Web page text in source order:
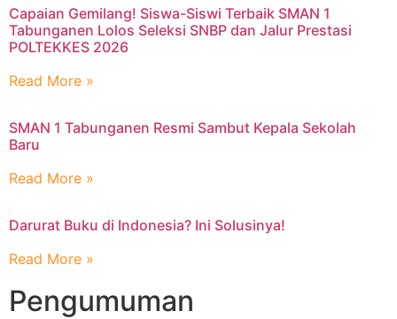
Capaian Gemilang! Siswa-Siswi Terbaik SMAN 1
Tabunganen Lolos Seleksi SNBP dan Jalur Prestasi
POLTEKKES 2026
Read More »
SMAN 1 Tabunganen Resmi Sambut Kepala Sekolah
Baru
Read More »
Darurat Buku di Indonesia? Ini Solusinya!
Read More »
Pengumuman